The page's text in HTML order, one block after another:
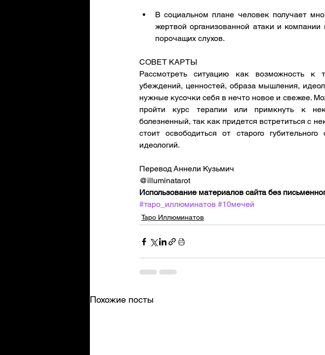
В социальном плане человек получает
жертвой организованной атаки и
порочащих слухов.
СОВЕТ КАРТЫ
Рассмотреть ситуацию как возможность к
убеждений, ценностей, образа мышления,
нужные кусочки себя в нечто новое и свежее.
пройти курс терапии или примкнуть к
болезненный, так как придется встретиться с
стоит освободиться от старого
идеологий.
Перевод Аннели Кузьмич
@illuminatarot
Использование материалов сайта без
#таро_иллюминатов #10мечей
Таро Иллюминатов
Похожие посты